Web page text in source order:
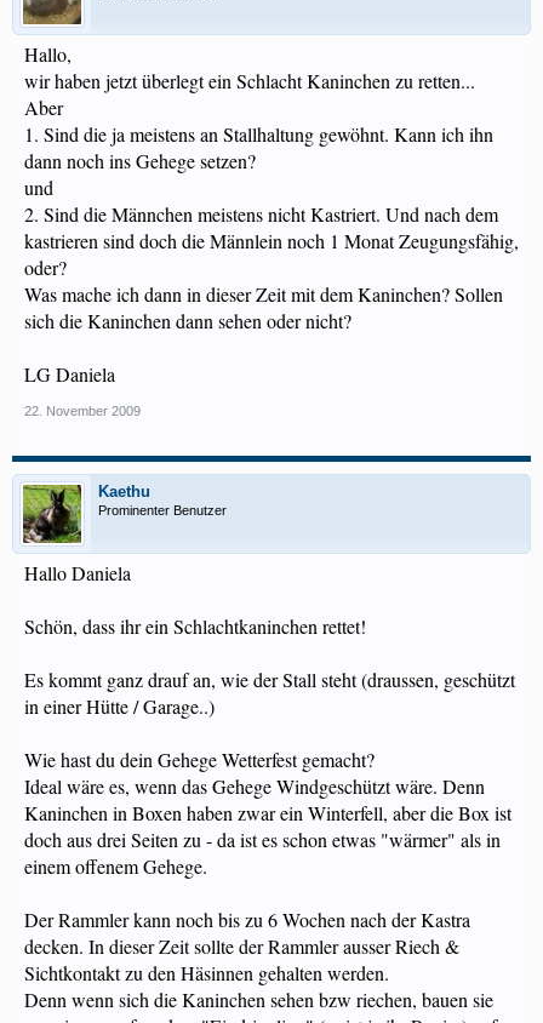
Hallo,
wir haben jetzt überlegt ein Schlacht Kaninchen zu retten...
Aber
1. Sind die ja meistens an Stallhaltung gewöhnt. Kann ich ihn
dann noch ins Gehege setzen?
und
2. Sind die Männchen meistens nicht Kastriert. Und nach dem
kastrieren sind doch die Männlein noch 1 Monat Zeugungsfähig,
oder?
Was mache ich dann in dieser Zeit mit dem Kaninchen? Sollen
sich die Kaninchen dann sehen oder nicht?
LG Daniela
22. November 2009
Kaethu
Prominenter Benutzer
Hallo Daniela
Schön, dass ihr ein Schlachtkaninchen rettet!
Es kommt ganz drauf an, wie der Stall steht (draussen, geschützt
in einer Hütte / Garage..)
Wie hast du dein Gehege Wetterfest gemacht?
Ideal wäre es, wenn das Gehege Windgeschützt wäre. Denn
Kaninchen in Boxen haben zwar ein Winterfell, aber die Box ist
doch aus drei Seiten zu - da ist es schon etwas "wärmer" als in
einem offenem Gehege.
Der Rammler kann noch bis zu 6 Wochen nach der Kastra
decken. In dieser Zeit sollte der Rammler ausser Riech &
Sichtkontakt zu den Häsinnen gehalten werden.
Denn wenn sich die Kaninchen sehen bzw riechen, bauen sie